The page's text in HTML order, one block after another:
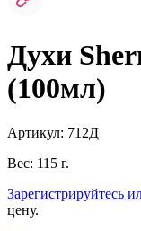
Духи
(100мл)
Артикул: 712Д
Вес: 115 г.
Зарегистрируйтесь
цену.